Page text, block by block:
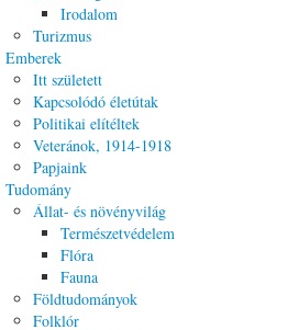
Irodalom
Turizmus
Emberek
Itt született
Kapcsolódó életútak
Politikai elítéltek
Veteránok, 1914-1918
Papjaink
Tudomány
Állat- és növényvilág
Természetvédelem
Flóra
Fauna
Földtudományok
Folklór